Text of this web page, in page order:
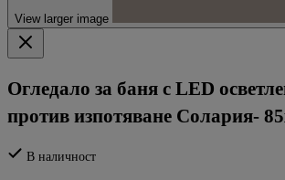
View larger image
Огледало за баня с LED
против изпотяване Солария-
В наличност